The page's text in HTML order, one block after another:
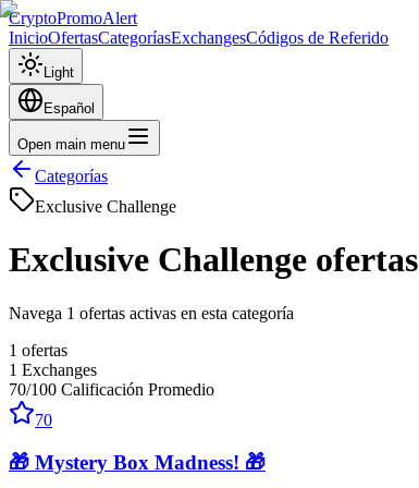
CryptoPromoAlert
InicioOfertasCategoríasExchangesCódigos de Referido
Light
Español
Open main menu
Categorías
Exclusive Challenge
Exclusive Challenge ofertas
Navega 1 ofertas activas en esta categoría
1 ofertas
1 Exchanges
70/100 Calificación Promedio
70
🎁 Mystery Box Madness! 🎁